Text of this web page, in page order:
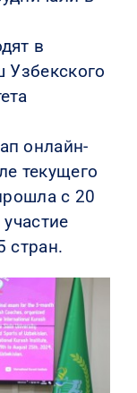
в
Узбекского
онлайн-
текущего
с 20
стран.